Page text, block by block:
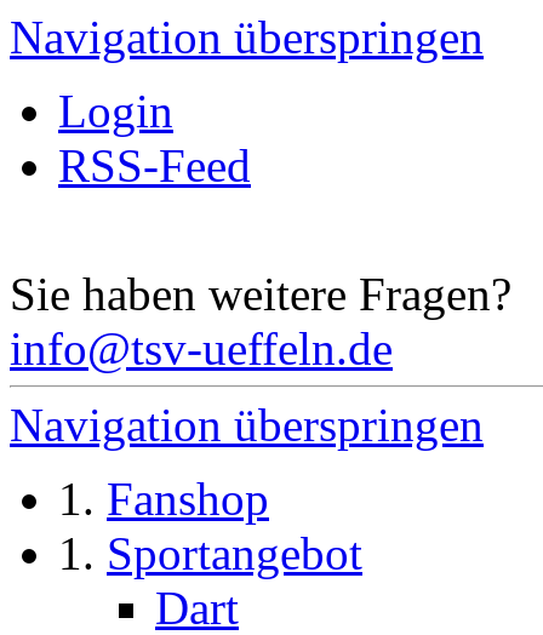
Navigation überspringen
Login
RSS-Feed
Sie haben weitere Fragen?
info@tsv-ueffeln.de
Navigation überspringen
Fanshop
Sportangebot
Dart